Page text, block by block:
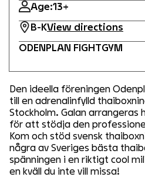
Age:13+
B-KView directions
ODENPLAN FIGHTGYM
Den ideella föreningen
till en adrenalinfylld
Stockholm. Galan arrangeras
för att stödja den
Kom och stöd svensk
några av Sveriges bästa
spänningen i en riktigt cool
en kväll du inte vill missa!